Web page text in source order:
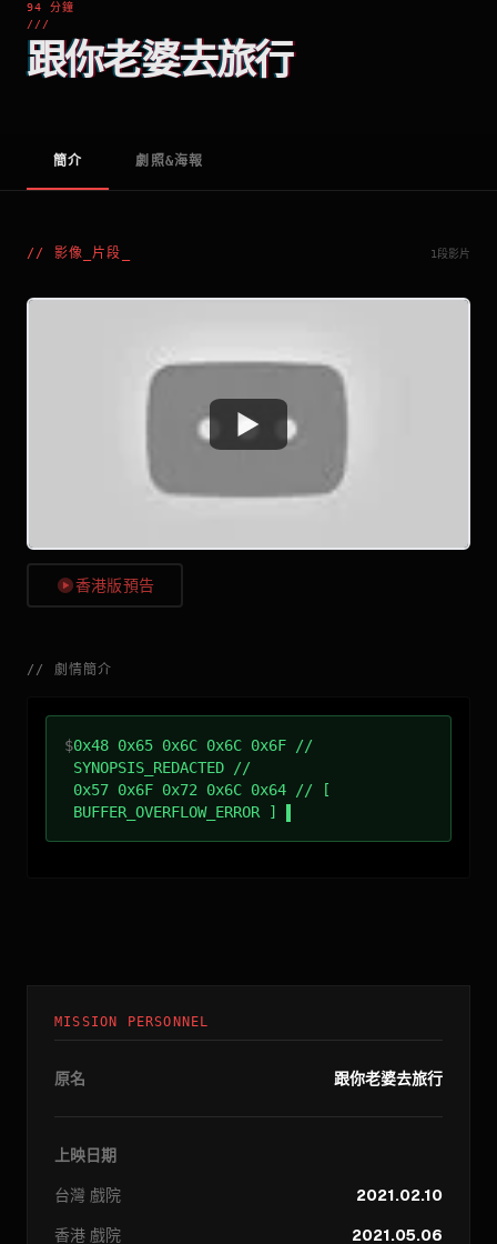
94 分鐘
///
跟你老婆去旅行
簡介 劇照&海報
// 影像_片段 1段影片
Watch
香港版預告
// 劇情簡介
$0x48 0x65 0x6C 0x6C 0x6F //
SYNOPSIS_REDACTED //
0x57 0x6F 0x72 0x6C 0x64 // [
BUFFER_OVERFLOW_ERROR ]
MISSION PERSONNEL
原名 跟你老婆去旅行
上映日期
台灣 戲院
2021.02.10
香港 戲院 2021.05.06